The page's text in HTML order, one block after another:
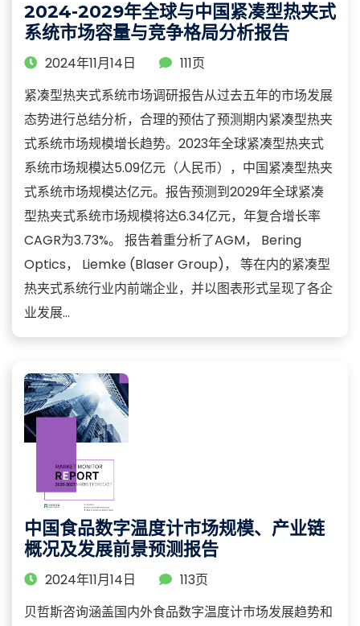
2024-2029年全球与中国紧凑型热夹式
系统市场容量与竞争格局分析报告
2024年11月14日
111页
紧凑型热夹式系统市场调研报告从过去五年的市场发展
态势进行总结分析，合理的预估了预测期内紧凑型热夹
式系统市场规模增长趋势。2023年全球紧凑型热夹式
系统市场规模达5.09亿元（人民币），中国紧凑型热夹
式系统市场规模达亿元。报告预测到2029年全球紧凑
型热夹式系统市场规模将达6.34亿元，年复合增长率
CAGR为3.73%。 报告着重分析了AGM， Bering
Optics， Liemke (Blaser Group)， 等在内的紧凑型
热夹式系统行业内前端企业，并以图表形式呈现了各企
业发展...
中国食品数字温度计市场规模、产业链
概况及发展前景预测报告
2024年11月14日
113页
贝哲斯咨询涵盖国内外食品数字温度计市场发展趋势和